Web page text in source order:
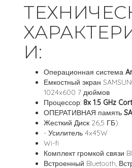
И:
Операционная система
Емкостный экран
1024x600 7 дюймов
Процессор: 8x 1.5 GHz
ОПЕРАТИВНАЯ память
Жесткий Диск 26,5 ГБ)
- Усилитель 4x45W
Wi-fi
Комплект громкой связи
Встроенный Bluetooth,